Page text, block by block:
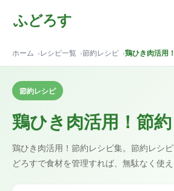
ふどろす
ホーム レシピ一覧 節約レシピ 鶏ひき肉活用
節約レシピ
鶏ひき肉活用！節
鶏ひき肉活用！節約レシピ集。節約レシ
どろすで食材を管理すれば、無駄なく使え